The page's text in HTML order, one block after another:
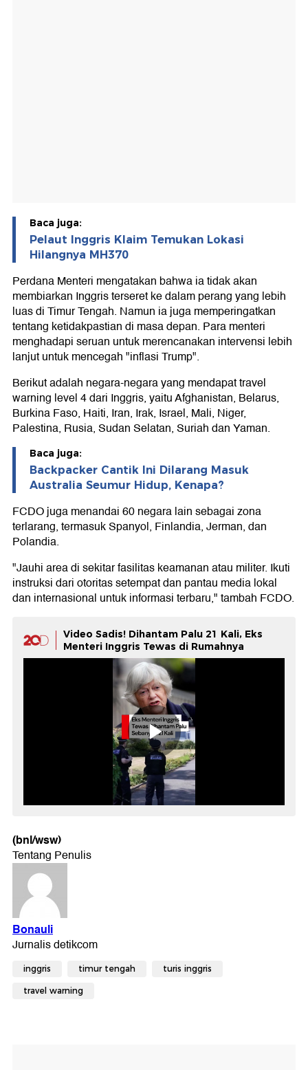
Baca juga:
Pelaut Inggris Klaim Temukan Lokasi
Hilangnya MH370
Perdana Menteri mengatakan bahwa ia tidak akan
membiarkan Inggris terseret ke dalam perang yang lebih
luas di Timur Tengah. Namun ia juga memperingatkan
tentang ketidakpastian di masa depan. Para menteri
menghadapi seruan untuk merencanakan intervensi lebih
lanjut untuk mencegah "inflasi Trump".
Berikut adalah negara-negara yang mendapat travel
warning level 4 dari Inggris, yaitu Afghanistan, Belarus,
Burkina Faso, Haiti, Iran, Irak, Israel, Mali, Niger,
Palestina, Rusia, Sudan Selatan, Suriah dan Yaman.
Baca juga:
Backpacker Cantik Ini Dilarang Masuk
Australia Seumur Hidup, Kenapa?
FCDO juga menandai 60 negara lain sebagai zona
terlarang, termasuk Spanyol, Finlandia, Jerman, dan
Polandia.
"Jauhi area di sekitar fasilitas keamanan atau militer. Ikuti
instruksi dari otoritas setempat dan pantau media lokal
dan internasional untuk informasi terbaru," tambah FCDO.
Video Sadis! Dihantam Palu 21 Kali, Eks
Menteri Inggris Tewas di Rumahnya
(bnl/wsw)
inggris timur tengah turis inggris
travel warning